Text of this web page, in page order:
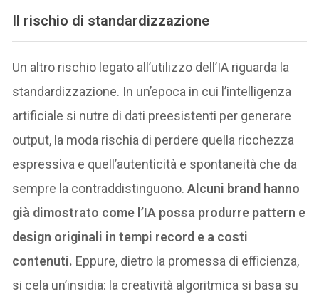
Il rischio di standardizzazione
Un altro rischio legato all’utilizzo dell’IA riguarda la
standardizzazione. In un’epoca in cui l’intelligenza
artificiale si nutre di dati preesistenti per generare
output, la moda rischia di perdere quella ricchezza
espressiva e quell’autenticità e spontaneità che da
sempre la contraddistinguono.Alcuni brand hanno
già dimostrato come l’IA possa produrre pattern e
design originali in tempi record e a costi
contenuti. Eppure, dietro la promessa di efficienza,
si cela un’insidia: la creatività algoritmica si basa su